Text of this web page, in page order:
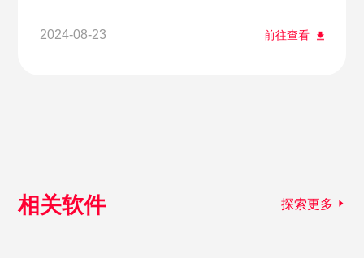
2024-08-23 前往查看
相关软件 探索更多